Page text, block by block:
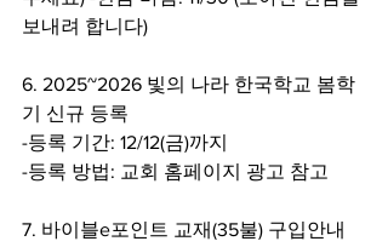
보내려 합니다)
6. 2025~2026 빛의 나라 한국학교 봄학
기 신규 등록
-등록 기간: 12/12(금)까지
-등록 방법: 교회 홈페이지 광고 참고
7. 바이블e포인트 교재(35불) 구입안내